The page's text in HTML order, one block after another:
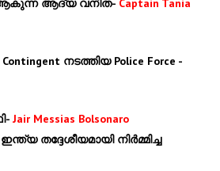
ആകുന്ന ആദ്യ വനിത- Captain Tania
നടത്തിയ Police Force -
Jair Messias Bolsonaro
തദ്ദേശീയമായി നിര്‍മ്മിച്ച